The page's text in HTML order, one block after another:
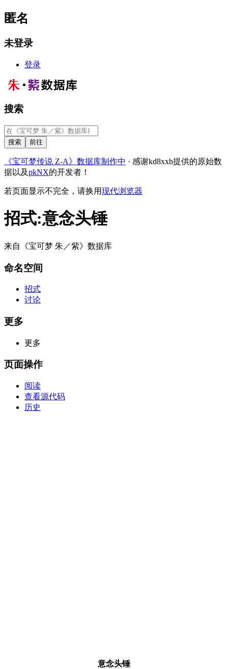
匿名
未登录
登录
搜索
《宝可梦传说 Z-A》数据库制作中 · 感谢kd8xxh提供的原始数
据以及pkNX的开发者！
若页面显示不完全，请换用现代浏览器
招式:意念头锤
来自《宝可梦 朱／紫》数据库
命名空间
招式
讨论
更多
更多
页面操作
阅读
查看源代码
历史
意念头锤